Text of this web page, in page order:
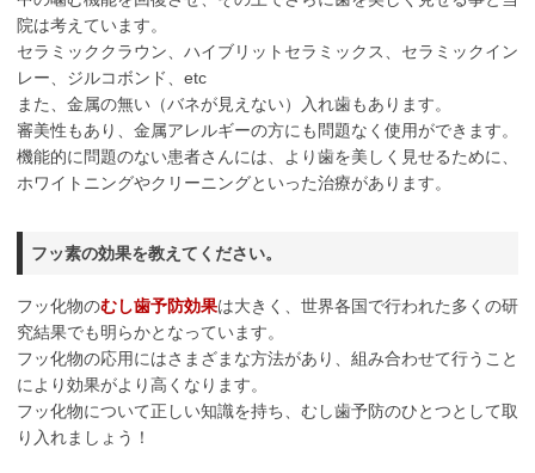
院は考えています。
セラミッククラウン、ハイブリットセラミックス、セラミックイン
レー、ジルコボンド、etc
また、金属の無い（バネが見えない）入れ歯もあります。
審美性もあり、金属アレルギーの方にも問題なく使用ができます。
機能的に問題のない患者さんには、より歯を美しく見せるために、
ホワイトニングやクリーニングといった治療があります。
フッ素の効果を教えてください。
フッ化物のむし歯予防効果は大きく、世界各国で行われた多くの研
究結果でも明らかとなっています。
フッ化物の応用にはさまざまな方法があり、組み合わせて行うこと
により効果がより高くなります。
フッ化物について正しい知識を持ち、むし歯予防のひとつとして取
り入れましょう！